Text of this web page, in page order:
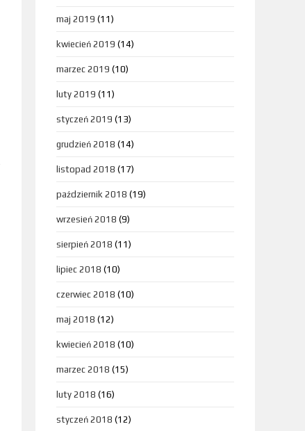
maj 2019 (11)
kwiecień 2019 (14)
marzec 2019 (10)
luty 2019 (11)
styczeń 2019 (13)
grudzień 2018 (14)
listopad 2018 (17)
październik 2018 (19)
wrzesień 2018 (9)
sierpień 2018 (11)
lipiec 2018 (10)
czerwiec 2018 (10)
maj 2018 (12)
kwiecień 2018 (10)
marzec 2018 (15)
luty 2018 (16)
styczeń 2018 (12)